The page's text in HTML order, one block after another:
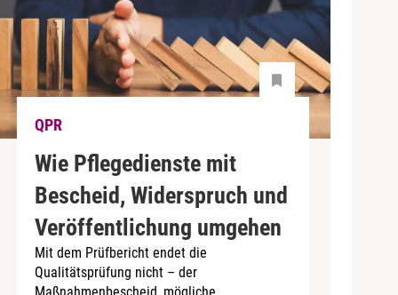
QPR
Wie Pflegedienste mit
Bescheid, Widerspruch und
Veröffentlichung umgehen
Mit dem Prüfbericht endet die
Qualitätsprüfung nicht – der